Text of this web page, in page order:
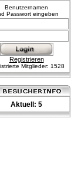
Benutzernamen
Passwort eingeben
Registrieren
Mitglieder: 1528
Aktuell: 5